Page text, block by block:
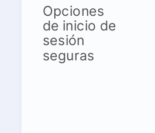
Opciones
de inicio de
sesión
seguras